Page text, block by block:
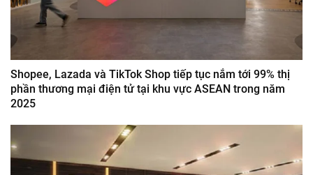
Shopee, Lazada và TikTok Shop tiếp tục nắm tới 99% thị
phần thương mại điện tử tại khu vực ASEAN trong năm
2025